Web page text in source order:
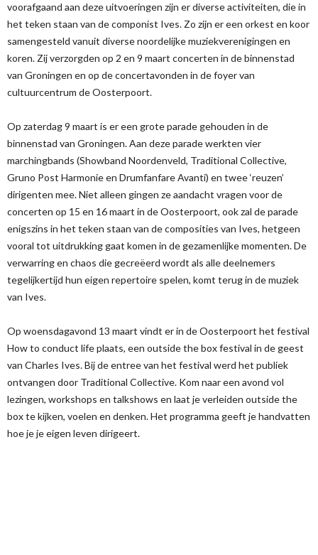
voorafgaand aan deze uitvoeringen zijn er diverse activiteiten, die in
het teken staan van de componist Ives. Zo zijn er een orkest en koor
samengesteld vanuit diverse noordelijke muziekverenigingen en
koren. Zij verzorgden op 2 en 9 maart concerten in de binnenstad
van Groningen en op de concertavonden in de foyer van
cultuurcentrum de Oosterpoort.
Op zaterdag 9 maart is er een grote parade gehouden in de
binnenstad van Groningen. Aan deze parade werkten vier
marchingbands (Showband Noordenveld, Traditional Collective,
Gruno Post Harmonie en Drumfanfare Avanti) en twee ‘reuzen’
dirigenten mee. Niet alleen gingen ze aandacht vragen voor de
concerten op 15 en 16 maart in de Oosterpoort, ook zal de parade
enigszins in het teken staan van de composities van Ives, hetgeen
vooral tot uitdrukking gaat komen in de gezamenlijke momenten. De
verwarring en chaos die gecreëerd wordt als alle deelnemers
tegelijkertijd hun eigen repertoire spelen, komt terug in de muziek
van Ives.
Op woensdagavond 13 maart vindt er in de Oosterpoort het festival
How to conduct life plaats, een outside the box festival in de geest
van Charles Ives. Bij de entree van het festival werd het publiek
ontvangen door Traditional Collective. Kom naar een avond vol
lezingen, workshops en talkshows en laat je verleiden outside the
box te kijken, voelen en denken. Het programma geeft je handvatten
hoe je je eigen leven dirigeert.